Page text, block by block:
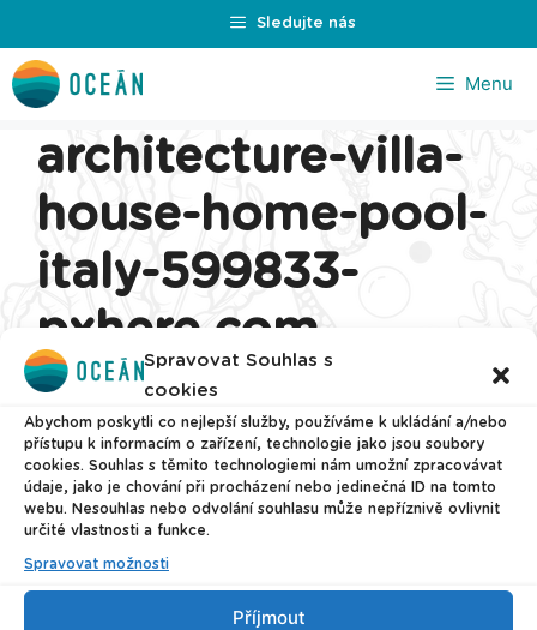
Spravovat Souhlas s
cookies
Abychom poskytli co nejlepší služby, používáme k ukládání a/nebo
přístupu k informacím o zařízení, technologie jako jsou soubory
cookies. Souhlas s těmito technologiemi nám umožní zpracovávat
údaje, jako je chování při procházení nebo jedinečná ID na tomto
webu. Nesouhlas nebo odvolání souhlasu může nepříznivě ovlivnit
určité vlastnosti a funkce.
Spravovat možnosti
Příjmout
na
obsah
Sledujte nás
Menu
architecture-villa-
house-home-pool-
italy-599833-
pxhere.com_
© 2026 Plavecké centrum Oceán